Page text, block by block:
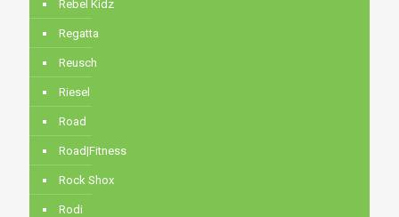
Rebel Kidz
Regatta
Reusch
Riesel
Road
Road|Fitness
Rock Shox
Rodi